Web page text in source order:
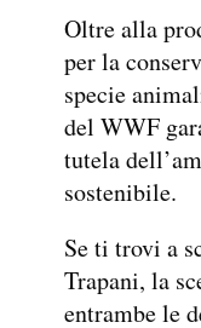
Oltre alla
per la
specie
del WWF
tutela
sostenibile.
Se ti trovi a
Trapani, la
entrambe le